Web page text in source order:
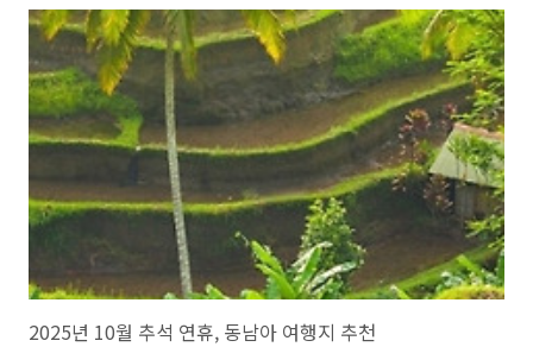
발표했는데 이 지도는 각 지역의 대표적인 단풍 명소들을 소개하며 여행
객들이 더욱 편리하게 단풍 명소를 찾아갈 수 있도록 돕고 있다. 이 글에
서는 카카오모빌리티와 한국관광공사가 추천한 전국의 숨겨진 단풍 명
소에 대해 자세히 알아보도록 하겠다. 1. 울산 울주 간월재울산의 간월재
는 경상도 지역을 대표하는 단풍 명소로 백두대간을 잇는 등산로로 유명
하다. 간월산과 사지산..
2025년 10월 추석 연휴, 동남아 여행지 추천